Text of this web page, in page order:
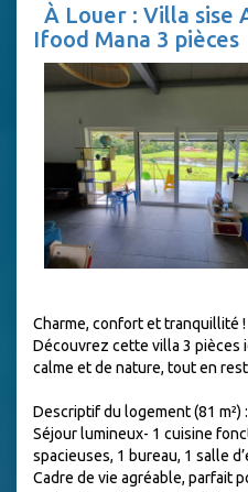
À Louer : Villa sise
Ifood Mana 3 pièces
Charme, confort et tranquillité !
Découvrez cette villa 3 pièces
calme et de nature, tout en
Descriptif du logement (81 m²) :
Séjour lumineux- 1 cuisine
spacieuses, 1 bureau, 1 salle
Cadre de vie agréable, parfait